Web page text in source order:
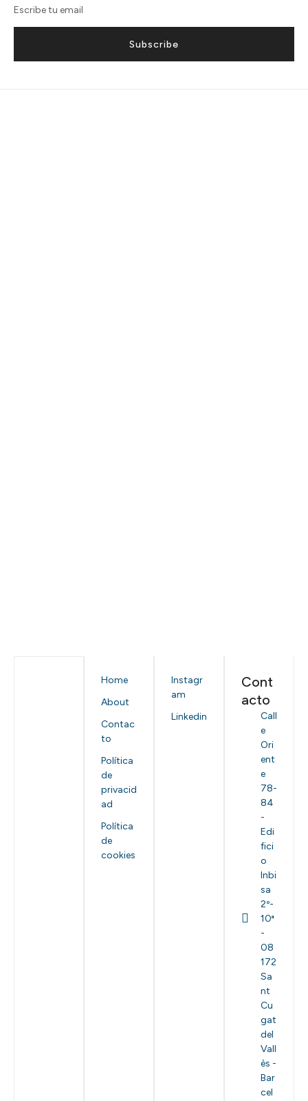
Subscribe
Home
About
Contac
to
Política
de
privacid
ad
Política
de
cookies
Instagr
am
Linkedin
Cont
acto
Call
e
Ori
ent
e
78-
84
-
Edi
fici
o
Inbi
sa
2º-
10ª
-
08
172
Sa
nt
Cu
gat
del
Vall
ès -
Bar
cel